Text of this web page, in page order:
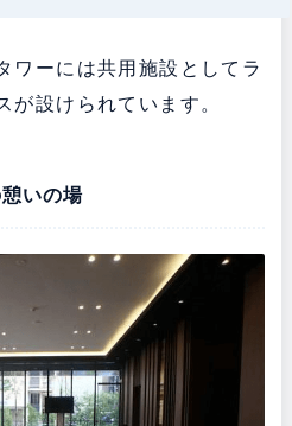
ワーには共用施設としてラ
が設けられています。
いの場